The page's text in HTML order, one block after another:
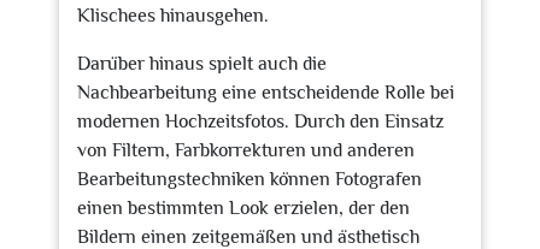
Klischees hinausgehen.
Darüber hinaus spielt auch die
Nachbearbeitung eine entscheidende Rolle bei
modernen Hochzeitsfotos. Durch den Einsatz
von Filtern, Farbkorrekturen und anderen
Bearbeitungstechniken können Fotografen
einen bestimmten Look erzielen, der den
Bildern einen zeitgemäßen und ästhetisch